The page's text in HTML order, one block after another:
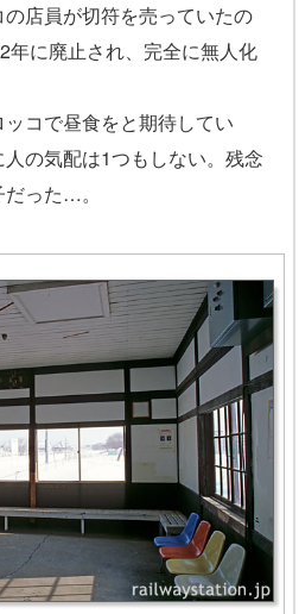
店員が切符を売っていたの
年に廃止され、完全に無人化
コで昼食をと期待してい
の気配は1つもしない。残念
った…。